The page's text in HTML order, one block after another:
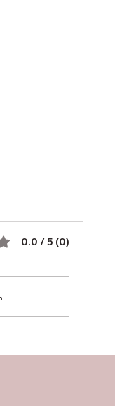
І
0.0 / 5 (0)